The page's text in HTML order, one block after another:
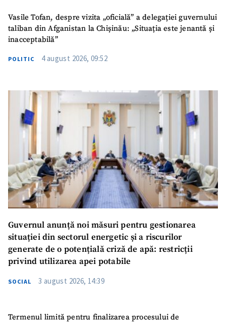
Vasile Tofan, despre vizita „oficială” a delegației guvernului
taliban din Afganistan la Chișinău: „Situația este jenantă și
inacceptabilă”
POLITIC 4 august 2026, 09:52
Guvernul anunță noi măsuri pentru gestionarea
situației din sectorul energetic și a riscurilor
generate de o potențială criză de apă: restricții
privind utilizarea apei potabile
SOCIAL 3 august 2026, 14:39
Termenul limită pentru finalizarea procesului de